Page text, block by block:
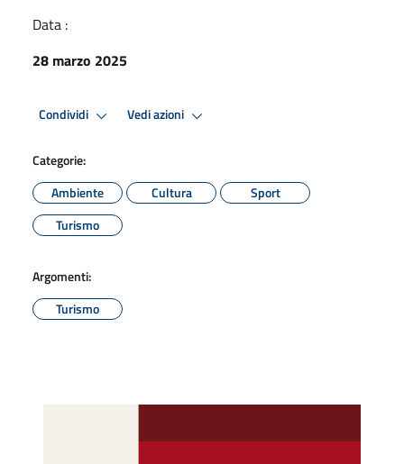
Data :
28 marzo 2025
Condividi Vedi azioni
Categorie:
Ambiente
Cultura
Sport
Turismo
Argomenti:
Turismo